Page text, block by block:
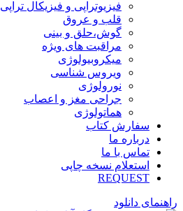
فیزیوتراپی و فیزیکال تراپی
قلب و عروق
گوش،حلق و بینی
مراقبت های ویژه
میکروبیولوژی
ویروس شناسی
نورولوژی
جراحی مغز و اعصاب
هماتولوژی
سفارش کتاب
درباره ما
تماس با ما
استعلام نسخه چاپی
REQUEST
راهنمای دانلود